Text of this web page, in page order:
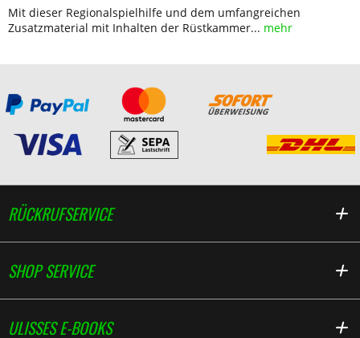
Mit dieser Regionalspielhilfe und dem umfangreichen
Zusatzmaterial mit Inhalten der Rüstkammer... mehr
RÜCKRUFSERVICE
SHOP SERVICE
ULISSES E-BOOKS